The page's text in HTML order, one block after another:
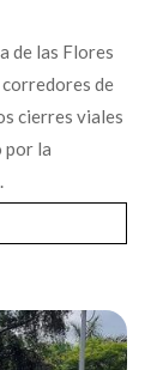
de las Flores
de
cierres viales
por la